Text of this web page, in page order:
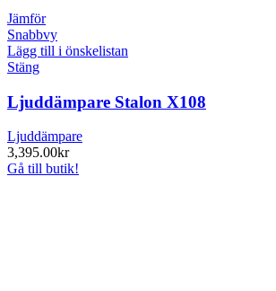
Jämför
Snabbvy
Lägg till i önskelistan
Stäng
Ljuddämpare Stalon X108
Ljuddämpare
3,395.00kr
Gå till butik!